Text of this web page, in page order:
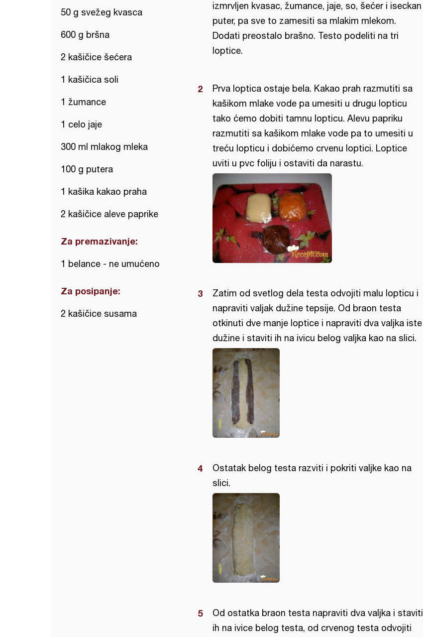
50 g svežeg kvasca
600 g bršna
2 kašičice šećera
1 kašičica soli
1 žumance
1 celo jaje
300 ml mlakog mleka
100 g putera
1 kašika kakao praha
2 kašičice aleve paprike
Za premazivanje:
1 belance - ne umućeno
Za posipanje:
2 kašičice susama
izmrvljen kvasac, žumance, jaje, so, šećer i iseckan
puter, pa sve to zamesiti sa mlakim mlekom.
Dodati preostalo brašno. Testo podeliti na tri
loptice.
Prva loptica ostaje bela. Kakao prah razmutiti sa
kašikom mlake vode pa umesiti u drugu lopticu
tako ćemo dobiti tamnu lopticu. Alevu papriku
razmutiti sa kašikom mlake vode pa to umesiti u
treću lopticu i dobićemo crvenu loptici. Loptice
uviti u pvc foliju i ostaviti da narastu.
Zatim od svetlog dela testa odvojiti malu lopticu i
napraviti valjak dužine tepsije. Od braon testa
otkinuti dve manje loptice i napraviti dva valjka iste
dužine i staviti ih na ivicu belog valjka kao na slici.
Ostatak belog testa razviti i pokriti valjke kao na
slici.
Od ostatka braon testa napraviti dva valjka i staviti
ih na ivice belog testa, od crvenog testa odvojiti